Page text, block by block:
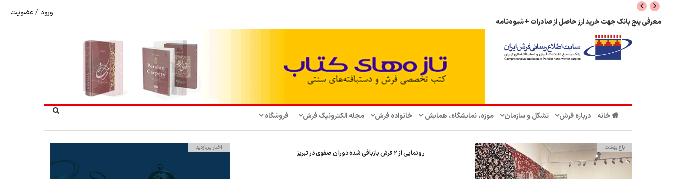
معرفی پنج بانک جهت خرید ارز حاصل از صادرات + شیوه‌نامه
ورود /عضویت
خانه درباره فرش تشکل‌ و سازمان‌ موزه، نمایشگاه، همایش‌ خانواده فرش مجله الکترونیک فرش فروشگاه
باغ بهشت
رونمایی از ۲ فرش بازبافی شده دوران صفوی در تبریز
اخبار پربازدید